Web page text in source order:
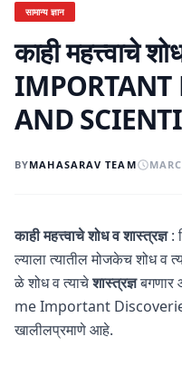
सामान्य ज्ञान
काही महत्त्वाचे
IMPORTANT
AND
BYMAHASARAV TEAM
काही महत्त्वाचे शोध व शास्त्रज्ञ:
ल्याला त्यातील मोजकेच शोध
ळे शोध व त्याचेशास्त्रज्ञबगणार
me Important
खालीलप्रमाणे आहे.